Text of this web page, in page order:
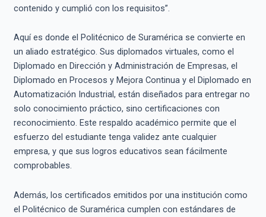
contenido y cumplió con los requisitos”.
Aquí es donde el Politécnico de Suramérica se convierte en
un aliado estratégico. Sus diplomados virtuales, como el
Diplomado en Dirección y Administración de Empresas, el
Diplomado en Procesos y Mejora Continua y el Diplomado en
Automatización Industrial, están diseñados para entregar no
solo conocimiento práctico, sino certificaciones con
reconocimiento. Este respaldo académico permite que el
esfuerzo del estudiante tenga validez ante cualquier
empresa, y que sus logros educativos sean fácilmente
comprobables.
Además, los certificados emitidos por una institución como
el Politécnico de Suramérica cumplen con estándares de